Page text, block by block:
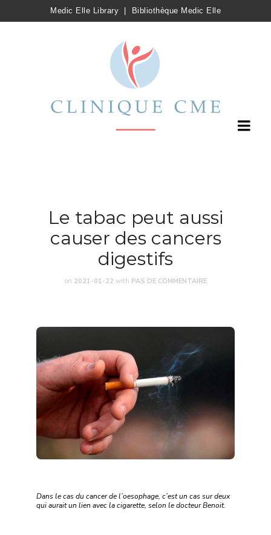
Medic Elle Library Bibliothèque Medic Elle
Le tabac peut aussi
causer des cancers
digestifs
on 2021-01-22 with PAS DE COMMENTAIRE
Dans le cas du cancer de l’oesophage, c’est un cas sur deux
qui aurait un lien avec la cigarette, selon le docteur Benoit.